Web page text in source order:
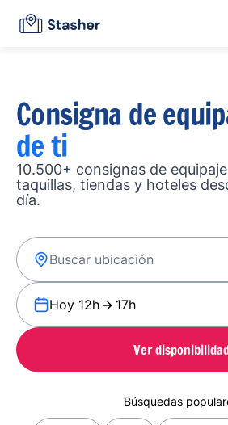
Consigna de
de ti
10.500+ consignas de
taquillas, tiendas y hoteles
día.
Hoy 12h 17h
Ver
Búsquedas